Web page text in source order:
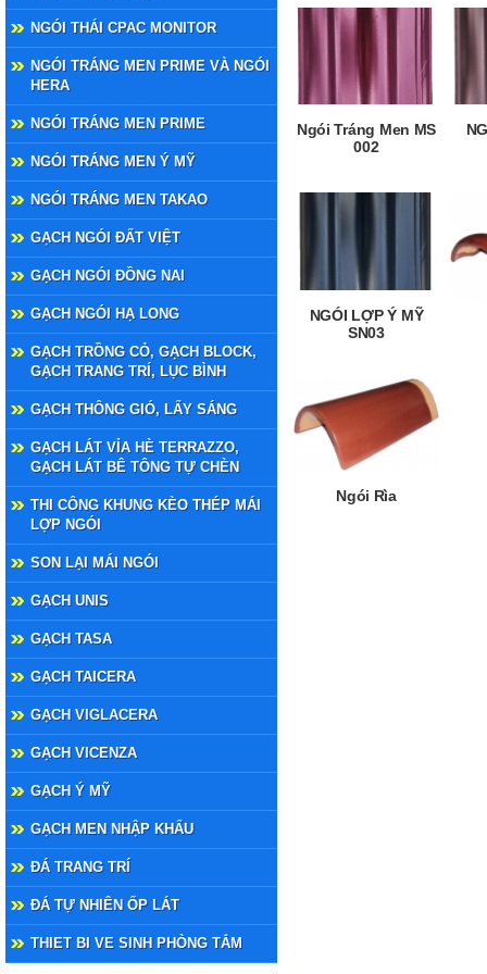
NGÓI THÁI CPAC MONITOR
NGÓI TRÁNG MEN PRIME VÀ NGÓI
HERA
NGÓI TRÁNG MEN PRIME
NGÓI TRÁNG MEN Ý MỸ
NGÓI TRÁNG MEN TAKAO
GẠCH NGÓI ĐẤT VIỆT
GẠCH NGÓI ĐỒNG NAI
GẠCH NGÓI HẠ LONG
GẠCH TRỒNG CỎ, GẠCH BLOCK,
GẠCH TRANG TRÍ, LỤC BÌNH
GẠCH THÔNG GIÓ, LẤY SÁNG
GẠCH LÁT VỈA HÈ TERRAZZO,
GẠCH LÁT BÊ TÔNG TỰ CHÈN
THI CÔNG KHUNG KÈO THÉP MÁI
LỢP NGÓI
SON LẠI MÁI NGÓI
GẠCH UNIS
GẠCH TASA
GẠCH TAICERA
GẠCH VIGLACERA
GẠCH VICENZA
GẠCH Ý MỸ
GẠCH MEN NHẬP KHẨU
ĐÁ TRANG TRÍ
ĐÁ TỰ NHIÊN ỐP LÁT
THIET BI VE SINH PHÒNG TẮM
Ngói Tráng Men MS
002
NGÓI LỢP Ý MỸ
SN03
Ngói Rìa